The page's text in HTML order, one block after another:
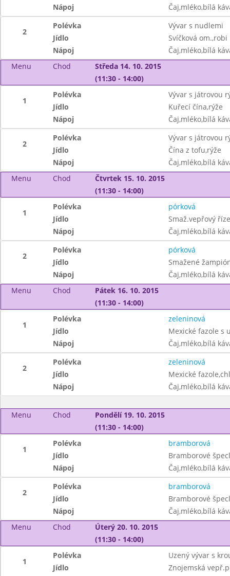
Nápoj
Čaj,mléko,bílá
2
Polévka
Vývar s nudlemi
Jídlo
Svíčková
Nápoj
Čaj,mléko,bílá
Menu
Chod
Středa 14. 10. 2015
(11:30 - 14:00)
1
Polévka
Vývar s játrovou
Jídlo
Kuřecí čína,rýže
Nápoj
Čaj,mléko,bílá
2
Polévka
Vývar s játrovou
Jídlo
Čína z tofu,rýže
Nápoj
Čaj,mléko,bílá
Menu
Chod
Čtvrtek 15. 10. 2015
(11:30 - 14:00)
1
Polévka
pórková
Jídlo
Smaž.vepřový
Nápoj
Čaj,mléko,bílá
2
Polévka
pórková
Jídlo
Smažené
Nápoj
Čaj,mléko,bílá
Menu
Chod
Pátek 16. 10. 2015
(11:30 - 14:00)
1
Polévka
zeleninová
Jídlo
Mexické fazole s
Nápoj
Čaj,mléko,bílá
2
Polévka
zeleninová
Jídlo
Mexické
Nápoj
Čaj,mléko,bílá
Menu Chod
Pondělí 19. 10. 2015
(11:30 - 14:00)
1
Polévka
bramborová
Jídlo
Bramborové
Nápoj
Čaj,mléko,bílá
2
Polévka
bramborová
Jídlo
Bramborové
Nápoj
Čaj,mléko,bílá
Menu
Chod
Úterý 20. 10. 2015
(11:30 - 14:00)
1
Polévka
Uzený vývar s
Jídlo
Znojemská